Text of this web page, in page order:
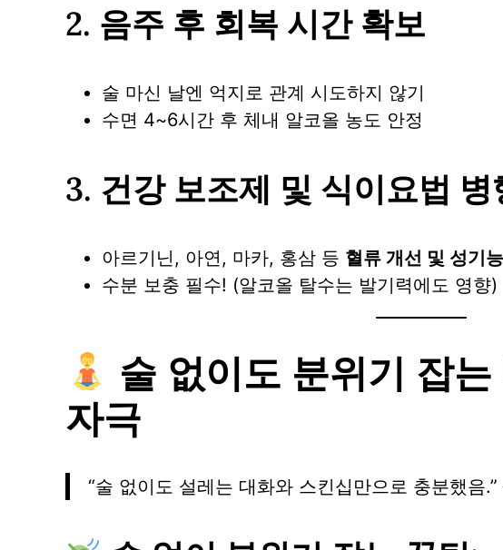
2. 음주 후 회복 시간 확보
술 마신 날엔 억지로 관계 시도하지 않기
수면 4~6시간 후 체내 알코올 농도 안정
3. 건강 보조제 및 식이요법 병
아르기닌, 아연, 마카, 홍삼 등 혈류 개선 및 성기
수분 보충 필수! (알코올 탈수는 발기력에도 영향)
술 없이도 분위기 잡
자극
“술 없이도 설레는 대화와 스킨십만으로 충분했음.”